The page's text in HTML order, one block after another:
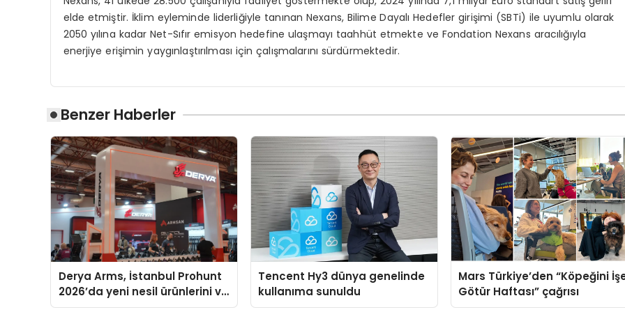
elde etmiştir. İklim eyleminde liderliğiyle tanınan Nexans, Bilime Dayalı Hedefler girişimi (SBTi) ile uyumlu olarak
2050 yılına kadar Net-Sıfır emisyon hedefine ulaşmayı taahhüt etmekte ve Fondation Nexans aracılığıyla
enerjiye erişimin yaygınlaştırılması için çalışmalarını sürdürmektedir.
Benzer Haberler
Derya Arms, İstanbul Prohunt
2026’da yeni nesil ürünlerini ve
global marka vizyonunu
Tencent Hy3 dünya genelinde
kullanıma sunuldu
Mars Türkiye’den “Köpeğini
Götür Haftası” çağrısı